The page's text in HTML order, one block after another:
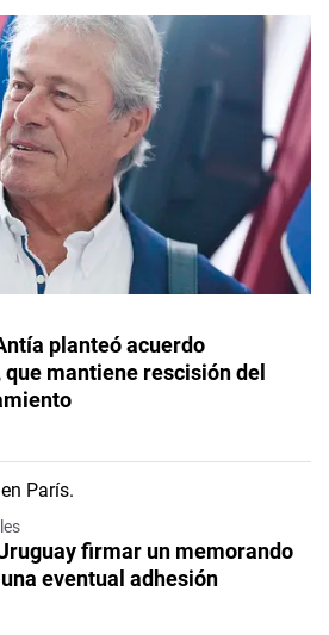
planteó acuerdo
mantiene rescisión del
firmar un memorando
eventual adhesión